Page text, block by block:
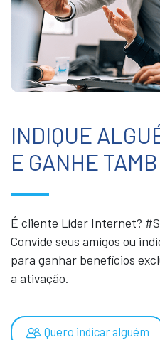
INDIQUE
E GANHE
É cliente Líder Internet?
Convide seus amigos ou
para ganhar benefícios
a ativação.
Quero indicar alguém